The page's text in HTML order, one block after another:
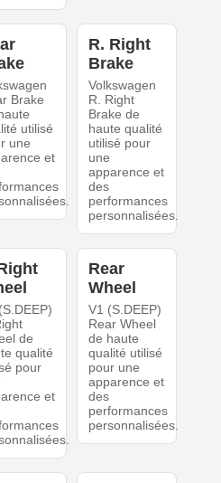
Brake
utilisé
une
et
R. Right
Brake
Volkswagen
R. Right
Brake de
haute qualité
utilisé pour
une
apparence et
des
performances
personnalisées.
de
qualité
pour
et
Rear
Wheel
V1 (S.DEEP)
Rear Wheel
de haute
qualité utilisé
pour une
apparence et
des
performances
personnalisées.